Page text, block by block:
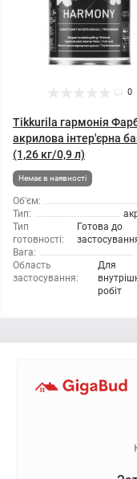
0
Tikkurila гармонія
акрилова інтер'єрна
(1,26 кг/0,9 л)
Немає в наявності
Об'єм:
Тип:
Тип
готовності:
Готова до
Вага:
Область
застосування:
Для
робіт